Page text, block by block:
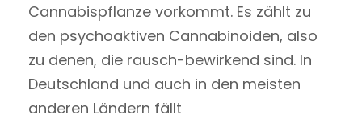
Cannabispflanze vorkommt. Es zählt zu
den psychoaktiven Cannabinoiden, also
zu denen, die rausch-bewirkend sind. In
Deutschland und auch in den meisten
anderen Ländern fällt